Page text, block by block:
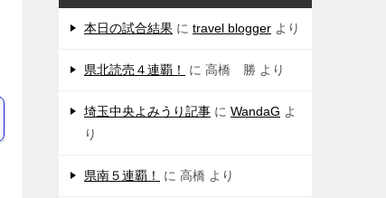
本日の試合結果 に travel blogger より
県北読売４連覇！ に 高橋 勝 より
埼玉中央よみうり記事 に WandaG よ
り
県南５連覇！ に 高橋 より